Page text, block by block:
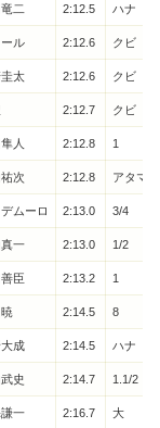
二 2:12.5 ハナ
ル 2:12.6 クビ
太 2:12.6 クビ
2:12.7 クビ
人 2:12.8 1
次 2:12.8 アタマ
ムーロ 2:13.0 3/4
一 2:13.0 1/2
臣 2:13.2 1
2:14.5 8
成 2:14.5 ハナ
史 2:14.7 1.1/2
一 2:16.7 大